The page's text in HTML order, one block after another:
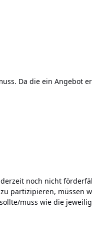
Da die ein Angebot
partizipieren, müssen